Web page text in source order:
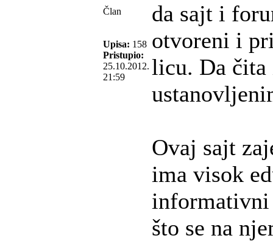
Član
Upisa: 158
Pristupio:
25.10.2012.
21:59
da sajt i
otvoreni i
licu. Da
Ovaj sajt
ima visok
informativni
što se na